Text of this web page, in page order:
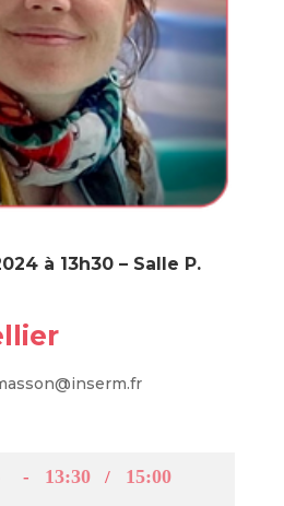
à 13h30 – Salle P.
13:30 15:00